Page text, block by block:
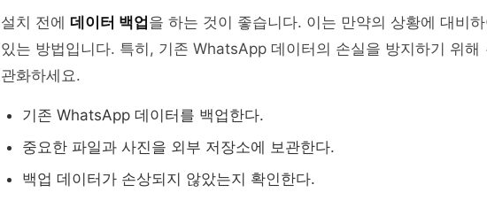
설치 전에 데이터 백업 을 하는 것이 좋습니다. 이는 만약의 상황에 대비
있는 방법입니다. 특히, 기존 WhatsApp 데이터의 손실을 방지하기 위해
관화하세요.
기존 WhatsApp 데이터를 백업한다.
중요한 파일과 사진을 외부 저장소에 보관한다.
백업 데이터가 손상되지 않았는지 확인한다.